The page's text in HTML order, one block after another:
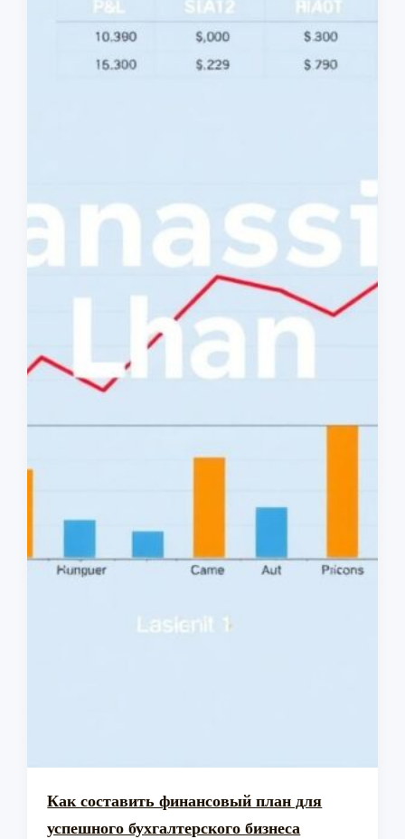
Как составить финансовый план для
успешного бухгалтерского бизнеса